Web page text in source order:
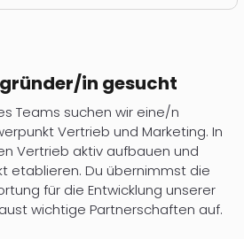
in gesucht
Teams suchen wir eine/n
Vertrieb und Marketing. In
Vertrieb aktiv aufbauen und
etablieren. Du übernimmst die
für die Entwicklung unserer
wichtige Partnerschaften auf.